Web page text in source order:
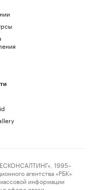
1995–
агентства «РБК»
информации